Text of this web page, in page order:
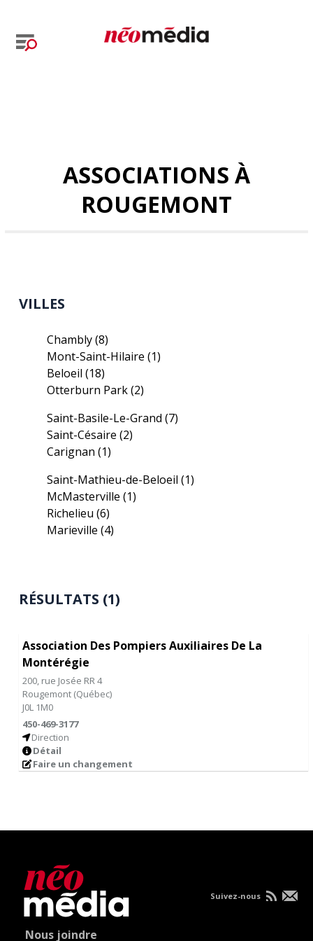
ASSOCIATIONS À
ROUGEMONT
VILLES
Chambly(8)
Mont-Saint-Hilaire(1)
Beloeil(18)
Otterburn Park(2)
Saint-Basile-Le-Grand(7)
Saint-Césaire(2)
Carignan(1)
Saint-Mathieu-de-Beloeil(1)
McMasterville(1)
Richelieu(6)
Marieville(4)
RÉSULTATS (1)
Association Des Pompiers Auxiliaires De La
Montérégie
200, rue Josée RR 4
Rougemont (Québec)
J0L 1M0
450-469-3177
Direction
Détail
Faire un changement
Nous joindre
Suivez-nous